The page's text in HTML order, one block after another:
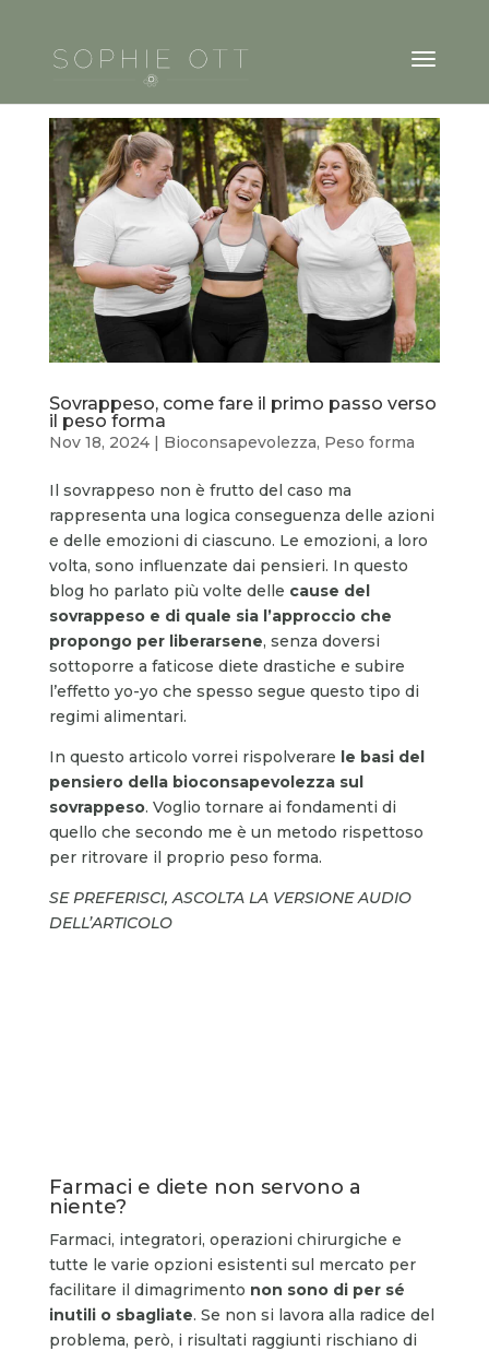
Sovrappeso, come fare il primo passo verso
il peso forma
Nov 18, 2024| Bioconsapevolezza, Peso forma
Il sovrappeso non è frutto del caso ma
rappresenta una logica conseguenza delle azioni
e delle emozioni di ciascuno. Le emozioni, a loro
volta, sono influenzate dai pensieri. In questo
blog ho parlato più volte delle cause del
sovrappeso e di quale sia l’approccio che
propongo per liberarsene, senza doversi
sottoporre a faticose diete drastiche e subire
l’effetto yo-yo che spesso segue questo tipo di
regimi alimentari.
In questo articolo vorrei rispolverare le basi del
pensiero della bioconsapevolezza sul
sovrappeso. Voglio tornare ai fondamenti di
quello che secondo me è un metodo rispettoso
per ritrovare il proprio peso forma.
SE PREFERISCI, ASCOLTA LA VERSIONE AUDIO
DELL’ARTICOLO
Farmaci e diete non servono a
niente?
Farmaci, integratori, operazioni chirurgiche e
tutte le varie opzioni esistenti sul mercato per
facilitare il dimagrimento non sono di per sé
inutili o sbagliate. Se non si lavora alla radice del
problema, però, i risultati raggiunti rischiano di